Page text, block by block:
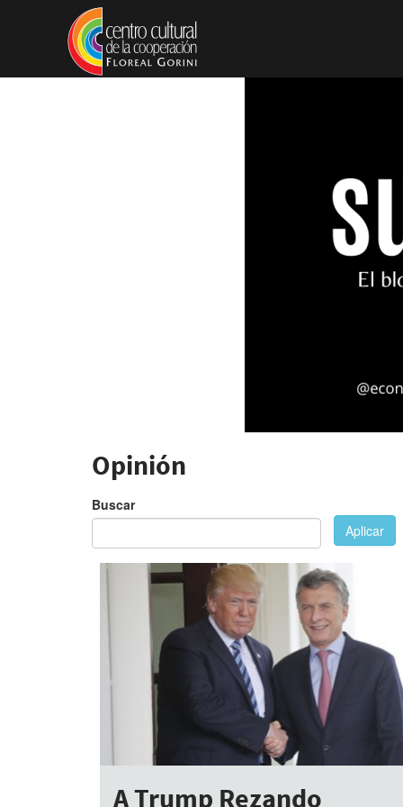
Pasar al contenido principal
Opinión
Buscar
Aplicar
A Trump Rezando